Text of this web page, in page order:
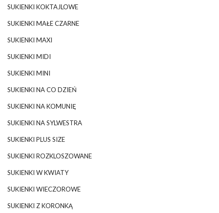
SUKIENKI KOKTAJLOWE
SUKIENKI MAŁE CZARNE
SUKIENKI MAXI
SUKIENKI MIDI
SUKIENKI MINI
SUKIENKI NA CO DZIEŃ
SUKIENKI NA KOMUNIĘ
SUKIENKI NA SYLWESTRA
SUKIENKI PLUS SIZE
SUKIENKI ROZKLOSZOWANE
SUKIENKI W KWIATY
SUKIENKI WIECZOROWE
SUKIENKI Z KORONKĄ